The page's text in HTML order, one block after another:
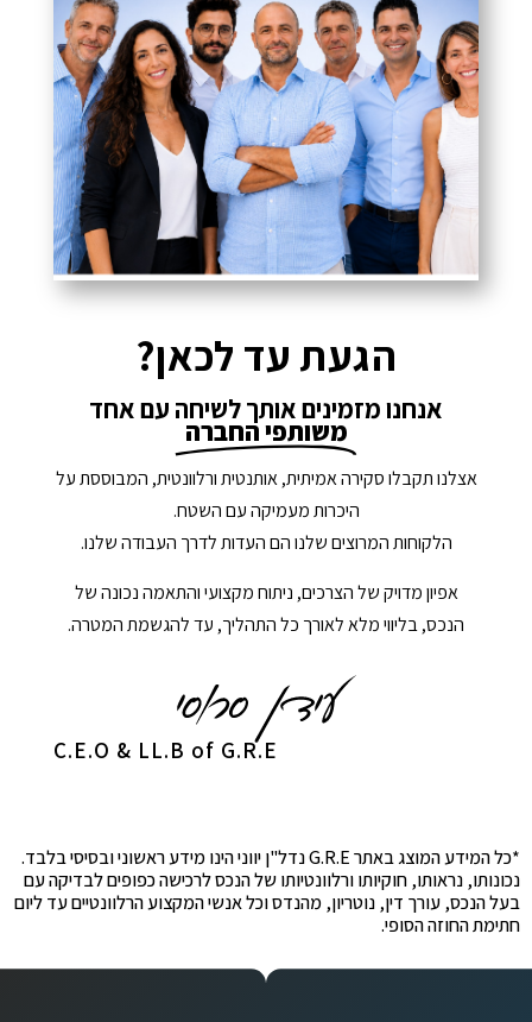
הגעת עד לכאן?
אנחנו מזמינים אותך לשיחה עם אחד
משותפי החברה
אצלנו תקבלו סקירה אמיתית, אותנטית ורלוונטית, המבוססת על
היכרות מעמיקה עם השטח.
הלקוחות המרוצים שלנו הם העדות לדרך העבודה שלנו.
אפיון מדויק של הצרכים, ניתוח מקצועי והתאמה נכונה של
הנכס, בליווי מלא לאורך כל התהליך, עד להגשמת המטרה.
C.E.O & LL.B of G.R.E
*כל המידע המוצג באתר G.R.E נדל"ן יווני הינו מידע ראשוני ובסיסי בלבד.
נכונותו, נראותו, חוקיותו ורלוונטיותו של הנכס לרכישה כפופים לבדיקה עם
בעל הנכס, עורך דין, נוטריון, מהנדס וכל אנשי המקצוע הרלוונטיים עד ליום
חתימת החוזה הסופי.